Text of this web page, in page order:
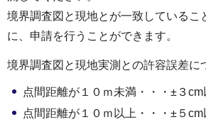
境界調査図と現地とが一致しているこ
に、申請を行うことができます。
境界調査図と現地実測との許容誤差に
点間距離が１０ｍ未満・・・±３cm
点間距離が１０ｍ以上・・・±５cm